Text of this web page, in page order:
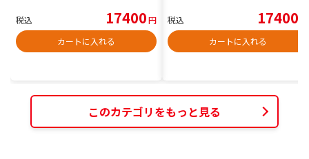
税込 17400円
カートに入れる
税込 17400
カートに入れる
このカテゴリをもっと見る